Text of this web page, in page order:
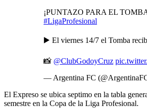
¡PUNTAZO PARA EL
#LigaProfesional
▶️ El viernes 14/7 el Tomba
📸 @ClubGodoyCruz
— Argentina FC
El Expreso se ubica septimo en la tabla
semestre en la Copa de la Liga Profesional.